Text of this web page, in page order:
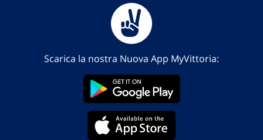
Scarica la nostra Nuova App MyVittoria: